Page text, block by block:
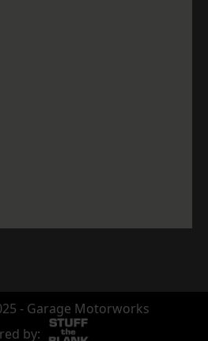
- Garage Motorworks
by: